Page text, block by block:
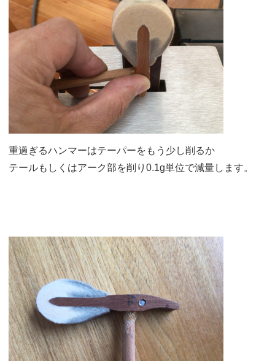
重過ぎるハンマーはテーパーをもう少し削るか
テールもしくはアーク部を削り0.1g単位で減量します。